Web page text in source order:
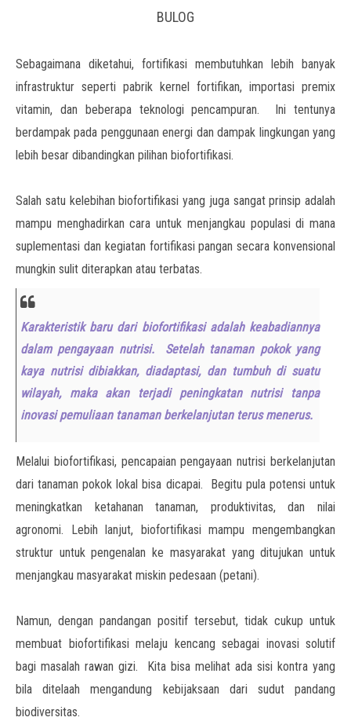
BULOG
Sebagaimana diketahui, fortifikasi membutuhkan lebih banyak
infrastruktur seperti pabrik kernel fortifikan, importasi premix
vitamin, dan beberapa teknologi pencampuran. Ini tentunya
berdampak pada penggunaan energi dan dampak lingkungan yang
lebih besar dibandingkan pilihan biofortifikasi.
Salah satu kelebihan biofortifikasi yang juga sangat prinsip adalah
mampu menghadirkan cara untuk menjangkau populasi di mana
suplementasi dan kegiatan fortifikasi pangan secara konvensional
mungkin sulit diterapkan atau terbatas.
Karakteristik baru dari biofortifikasi adalah keabadiannya
dalam pengayaan nutrisi. Setelah tanaman pokok yang
kaya nutrisi dibiakkan, diadaptasi, dan tumbuh di suatu
wilayah, maka akan terjadi peningkatan nutrisi tanpa
inovasi pemuliaan tanaman berkelanjutan terus menerus.
Melalui biofortifikasi, pencapaian pengayaan nutrisi berkelanjutan
dari tanaman pokok lokal bisa dicapai. Begitu pula potensi untuk
meningkatkan ketahanan tanaman, produktivitas, dan nilai
agronomi. Lebih lanjut, biofortifikasi mampu mengembangkan
struktur untuk pengenalan ke masyarakat yang ditujukan untuk
menjangkau masyarakat miskin pedesaan (petani).
Namun, dengan pandangan positif tersebut, tidak cukup untuk
membuat biofortifikasi melaju kencang sebagai inovasi solutif
bagi masalah rawan gizi. Kita bisa melihat ada sisi kontra yang
bila ditelaah mengandung kebijaksaan dari sudut pandang
biodiversitas.